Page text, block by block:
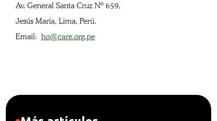
Av. General Santa Cruz Nº 659,
Jesús María, Lima, Perú.
Email: ho@care.org.pe